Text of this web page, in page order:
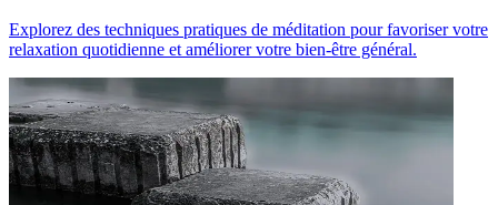
Explorez des techniques pratiques de méditation pour favoriser votre
relaxation quotidienne et améliorer votre bien-être général.